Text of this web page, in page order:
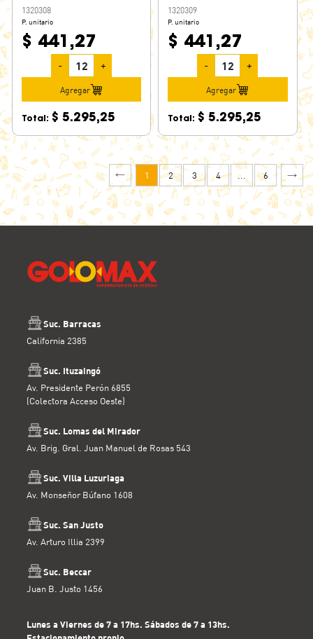
1320308
P. unitario
$ 441,27
- +
Agregar
Total: $ 5.295,25
1320309
P. unitario
$ 441,27
- +
Agregar
Total: $ 5.295,25
1 2 3 4 ... 6
Suc. Barracas
California 2385
Suc. Ituzaingó
Av. Presidente Perón 6855
(Colectora Acceso Oeste)
Suc. Lomas del Mirador
Av. Brig. Gral. Juan Manuel de Rosas 543
Suc. Villa Luzuriaga
Av. Monseñor Búfano 1608
Suc. San Justo
Av. Arturo Illia 2399
Suc. Beccar
Juan B. Justo 1456
Lunes a Viernes de 7 a 17hs. Sábados de 7 a 13hs.